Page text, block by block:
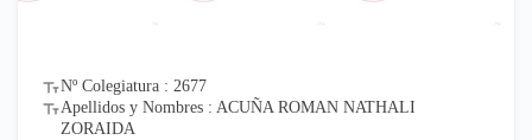
Nº Colegiatura : 2677
Apellidos y Nombres : ACUÑA ROMAN NATHALI
ZORAIDA